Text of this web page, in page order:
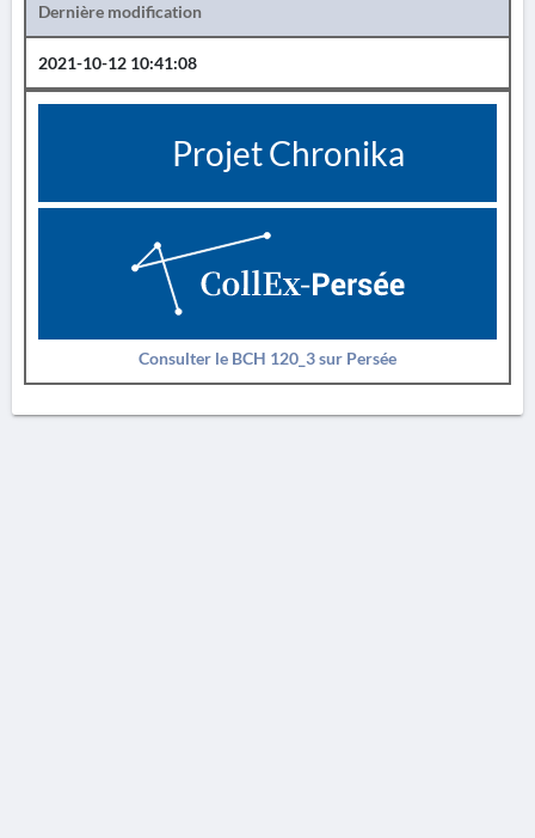
Dernière modification
2021-10-12 10:41:08
Projet Chronika
Consulter le BCH 120_3 sur Persée